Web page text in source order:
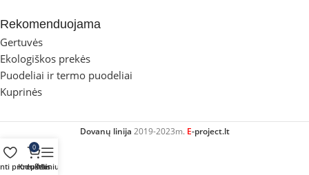
Rekomenduojama
Gertuvės
Ekologiškos prekės
Puodeliai ir termo puodeliai
Kuprinės
Dovanų linija 2019-2023m. E-project.lt
produktai
0
Krepšelis
Meniu